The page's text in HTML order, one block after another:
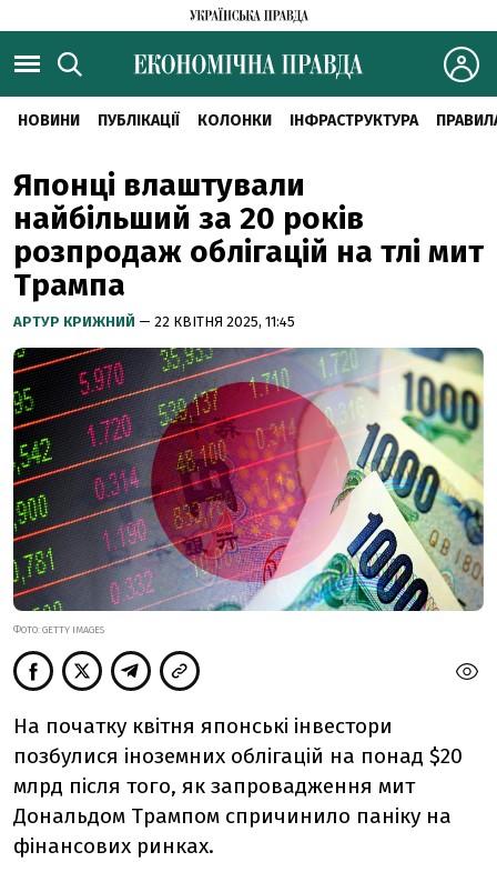
НОВИНИ ПУБЛІКАЦІЇ КОЛОНКИ ІНФРАСТРУКТУРА
Японці влаштували
найбільший за 20 років
розпродаж облігацій на тлі мит
Трампа
АРТУР КРИЖНИЙ — 22 КВІТНЯ 2025, 11:45
ФОТО: GETTY IMAGES
На початку квітня японські інвестори
позбулися іноземних облігацій на понад $20
млрд після того, як запровадження мит
Дональдом Трампом спричинило паніку на
фінансових ринках.